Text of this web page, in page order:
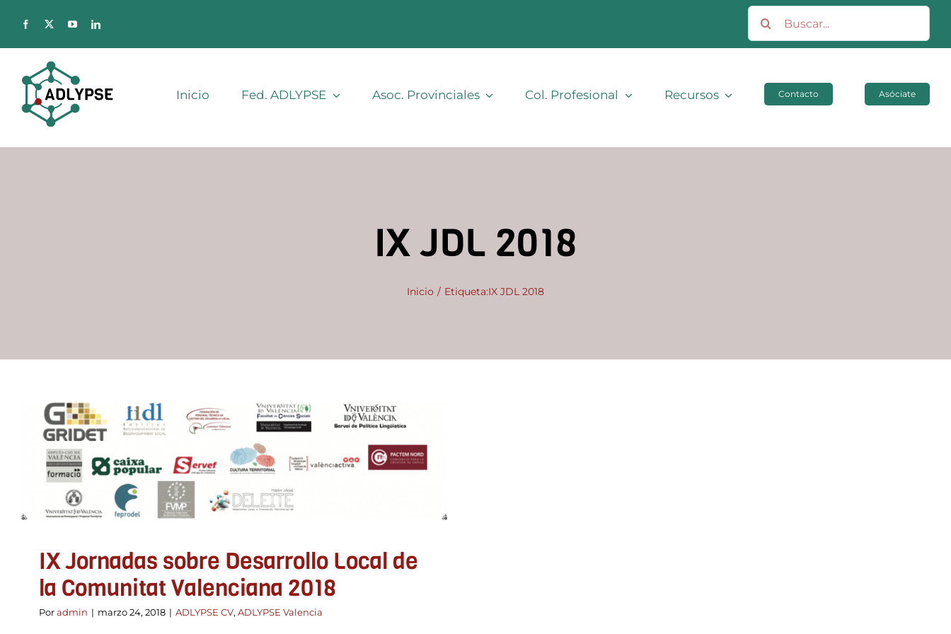
contenido
Buscar:
Inicio Fed. ADLYPSE Asoc. Provinciales Col. Profesional Recursos Contacto Asóciate
IX JDL 2018
Inicio Etiqueta:IX JDL 2018
IX Jornadas sobre Desarrollo Local de la
Comunitat Valenciana 2018
ADLYPSE CV ADLYPSE Valencia
IX Jornadas sobre Desarrollo Local de
la Comunitat Valenciana 2018
Poradmin | marzo 24, 2018 | ADLYPSE CV, ADLYPSE Valencia